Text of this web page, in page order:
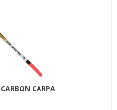
CARPA